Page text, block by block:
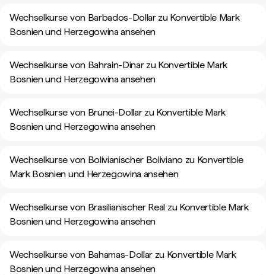
Wechselkurse von Barbados-Dollar zu Konvertible Mark
Bosnien und Herzegowina ansehen
Wechselkurse von Bahrain-Dinar zu Konvertible Mark
Bosnien und Herzegowina ansehen
Wechselkurse von Brunei-Dollar zu Konvertible Mark
Bosnien und Herzegowina ansehen
Wechselkurse von Bolivianischer Boliviano zu Konvertible
Mark Bosnien und Herzegowina ansehen
Wechselkurse von Brasilianischer Real zu Konvertible Mark
Bosnien und Herzegowina ansehen
Wechselkurse von Bahamas-Dollar zu Konvertible Mark
Bosnien und Herzegowina ansehen